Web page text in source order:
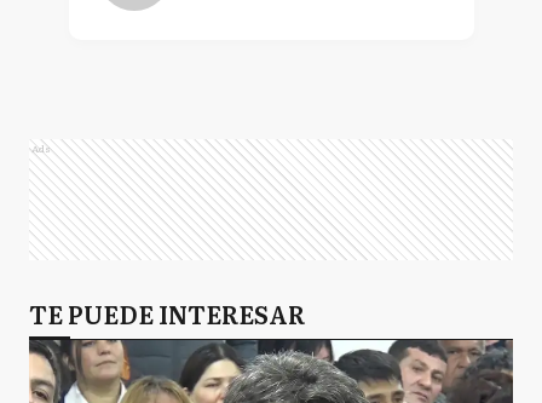
Ads
TE PUEDE INTERESAR